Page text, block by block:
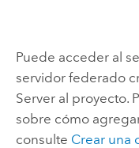
Puede acceder al
servidor federado
Serveral proyecto.
sobre cómo
consulte Crear una